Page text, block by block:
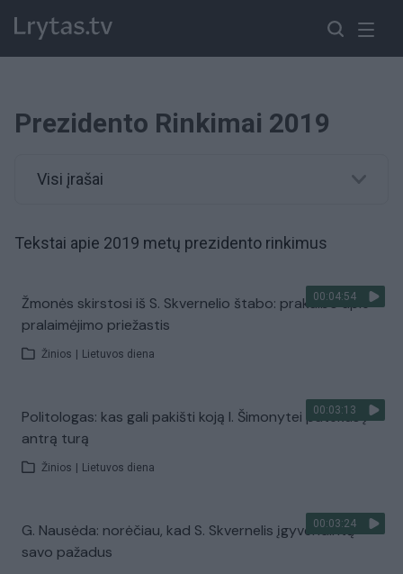
Prezidento Rinkimai 2019
Visi įrašai
Tekstai apie 2019 metų prezidento rinkimus
00:04:54
Žmonės skirstosi iš S. Skvernelio štabo: prakalbo apie
pralaimėjimo priežastis
Žinios Lietuvos diena
00:03:13
Politologas: kas gali pakišti koją I. Šimonytei patekus į
antrą turą
Žinios Lietuvos diena
00:03:24
G. Nausėda: norėčiau, kad S. Skvernelis įgyvendintų
savo pažadus